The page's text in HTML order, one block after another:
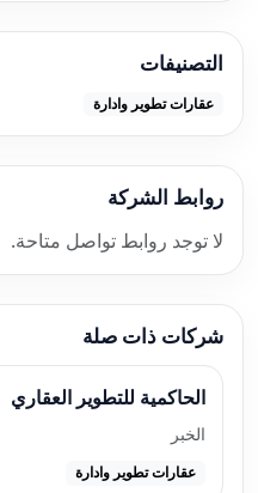
التصنيفات
عقارات تطوير وادارة
روابط الشركة
لا توجد روابط تواصل متاحة.
شركات ذات صلة
الحاكمية للتطوير العقاري
الخبر
عقارات تطوير وادارة